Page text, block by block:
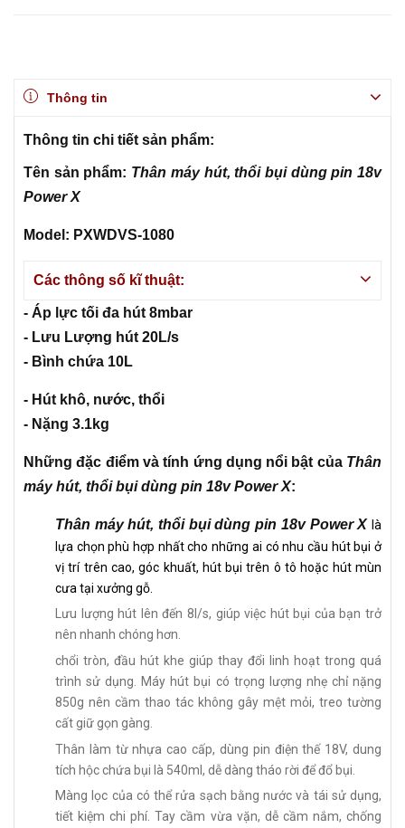
Thông tin
Thông tin chi tiết sản phẩm:
Tên sản phẩm: Thân máy hút, thổi bụi dùng pin 18v
Power X
Model: PXWDVS-1080
Các thông số kĩ thuật:
- Áp lực tối đa hút 8mbar
- Lưu Lượng hút 20L/s
- Bình chứa 10L
- Hút khô, nước, thổi
- Nặng 3.1kg
Những đặc điểm và tính ứng dụng nổi bật của Thân
máy hút, thổi bụi dùng pin 18v Power X:
Thân máy hút, thổi bụi dùng pin 18v Power X là
lựa chọn phù hợp nhất cho những ai có nhu cầu hút bụi ở
vị trí trên cao, góc khuất, hút bụi trên ô tô hoặc hút mùn
cưa tại xưởng gỗ.
Lưu lượng hút lên đến 8l/s, giúp việc hút bụi của bạn trở
nên nhanh chóng hơn.
chổi tròn, đầu hút khe giúp thay đổi linh hoạt trong quá
trình sử dụng. Máy hút bụi có trọng lượng nhẹ chỉ nặng
850g nên cầm thao tác không gây mệt mỏi, treo tường
cất giữ gọn gàng.
Thân làm từ nhựa cao cấp, dùng pin điện thế 18V, dung
tích hộc chứa bụi là 540ml, dễ dàng tháo rời để đổ bụi.
Màng lọc của có thể rửa sạch bằng nước và tái sử dụng,
tiết kiệm chi phí. Tay cầm vừa vặn, dễ cầm nắm, chống